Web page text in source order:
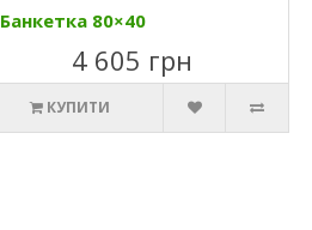
Банкетка 80×40
4 605 грн
КУПИТИ